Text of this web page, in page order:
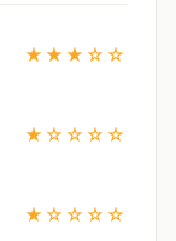
★★★☆☆
★☆☆☆☆
★☆☆☆☆